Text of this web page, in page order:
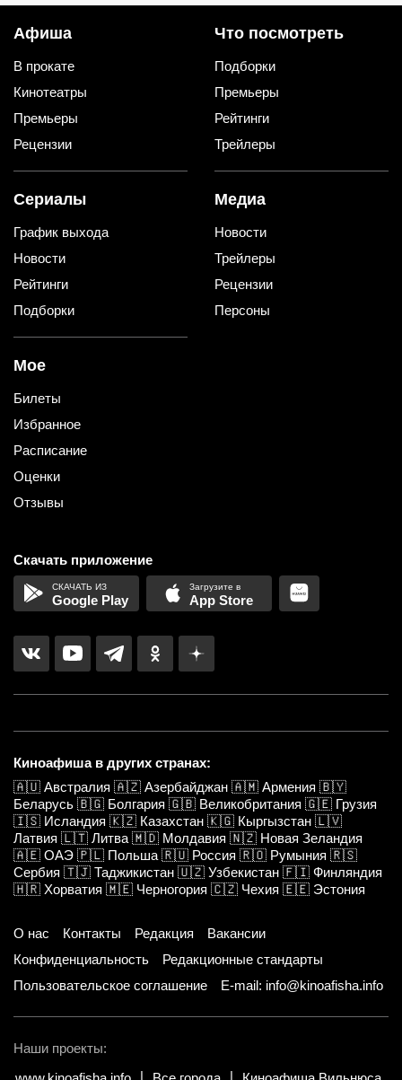
Афиша
В прокате
Кинотеатры
Премьеры
Рецензии
Что посмотреть
Подборки
Премьеры
Рейтинги
Трейлеры
Сериалы
График выхода
Новости
Рейтинги
Подборки
Медиа
Новости
Трейлеры
Рецензии
Персоны
Мое
Билеты
Избранное
Расписание
Оценки
Отзывы
Скачать приложение
Google Play App Store
Киноафиша в других странах:
🇦🇺 Австралия 🇦🇿 Азербайджан 🇦🇲 Армения 🇧🇾
Беларусь 🇧🇬 Болгария 🇬🇧 Великобритания 🇬🇪 Грузия
🇮🇸 Исландия 🇰🇿 Казахстан 🇰🇬 Кыргызстан 🇱🇻
Латвия 🇱🇹 Литва 🇲🇩 Молдавия 🇳🇿 Новая Зеландия
🇦🇪 ОАЭ 🇵🇱 Польша 🇷🇺 Россия 🇷🇴 Румыния 🇷🇸
Сербия 🇹🇯 Таджикистан 🇺🇿 Узбекистан 🇫🇮 Финляндия
🇭🇷 Хорватия 🇲🇪 Черногория 🇨🇿 Чехия 🇪🇪 Эстония
О нас Контакты Редакция
Вакансии
Конфиденциальность
Редакционные стандарты
Пользовательское соглашение
E-mail: info@kinoafisha.info
Наши проекты: